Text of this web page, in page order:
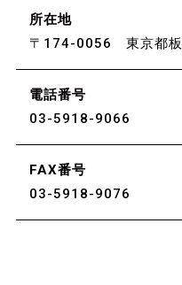
所在地
〒174-0056 東京都板
電話番号
03-5918-9066
FAX番号
03-5918-9076